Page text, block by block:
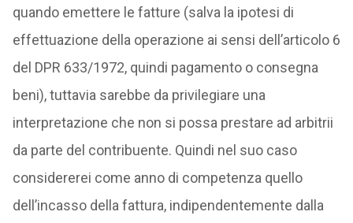
quando emettere le fatture (salva la ipotesi di
effettuazione della operazione ai sensi dell’articolo 6
del DPR 633/1972, quindi pagamento o consegna
beni), tuttavia sarebbe da privilegiare una
interpretazione che non si possa prestare ad arbitrii
da parte del contribuente. Quindi nel suo caso
considererei come anno di competenza quello
dell’incasso della fattura, indipendentemente dalla